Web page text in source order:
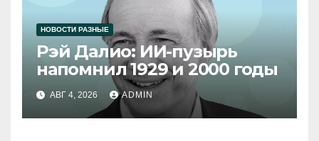
НОВОСТИ РАЗНЫЕ
Рэй Далио: ИИ-пузырь
напомнил 1929 и 2000 годы
АВГ 4, 2026 ADMIN